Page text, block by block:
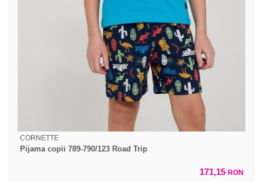
CORNETTE
Pijama copii 789-790/123 Road Trip
171,15 RON